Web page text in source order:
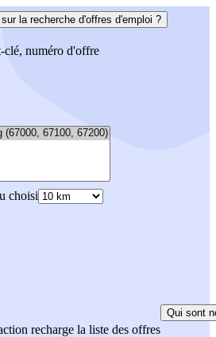
la recherche d'offres d'emploi ?
clé, numéro d'offre
choisi
recharge la liste des offres
Qui sont